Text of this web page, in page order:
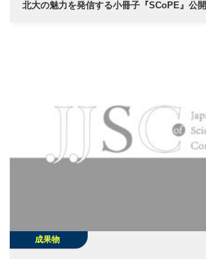
北大の魅力を発信する小冊子『SCoPE』公開
成果物